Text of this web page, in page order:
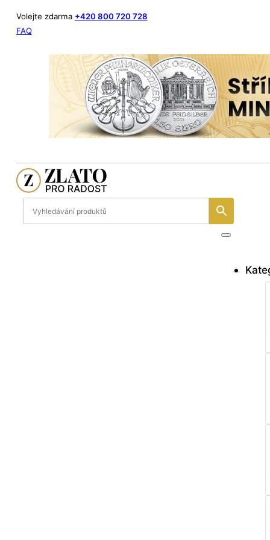
Volejte zdarma +420 800 720 728
FAQ